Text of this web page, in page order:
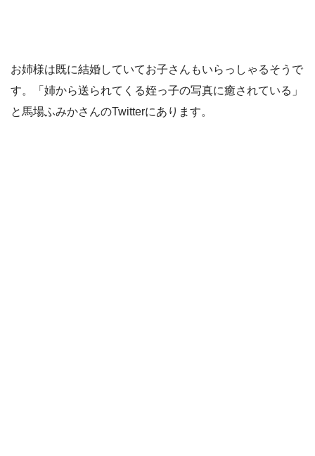
お姉様は既に結婚していてお子さんもいらっしゃるそうで
す。「姉から送られてくる姪っ子の写真に癒されている」
と馬場ふみかさんのTwitterにあります。